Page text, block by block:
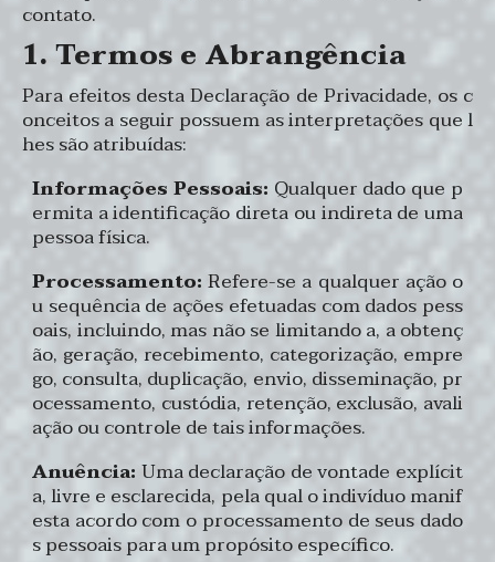
contato.
1. Termos e Abrangência
Para efeitos desta Declaração de Privacidade, os c
onceitos a seguir possuem as interpretações que l
hes são atribuídas:
Informações Pessoais: Qualquer dado que p
ermita a identificação direta ou indireta de uma
pessoa física.
Processamento: Refere-se a qualquer ação o
u sequência de ações efetuadas com dados pess
oais, incluindo, mas não se limitando a, a obtenç
ão, geração, recebimento, categorização, empre
go, consulta, duplicação, envio, disseminação, pr
ocessamento, custódia, retenção, exclusão, avali
ação ou controle de tais informações.
Anuência: Uma declaração de vontade explícit
a, livre e esclarecida, pela qual o indivíduo manif
esta acordo com o processamento de seus dado
s pessoais para um propósito específico.